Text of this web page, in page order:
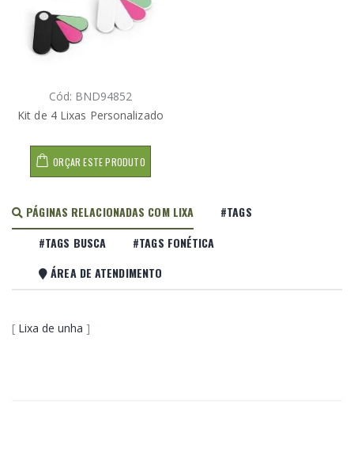
Cód: BND94852
Kit de 4 Lixas Personalizado
ORÇAR ESTE PRODUTO
PÁGINAS RELACIONADAS COM LIXA
#TAGS
#TAGS BUSCA
#TAGS FONÉTICA
ÁREA DE ATENDIMENTO
[ Lixa de unha ]